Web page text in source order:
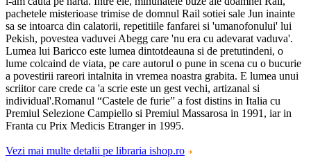
pachetele misterioase trimise de domnul Rail sotiei sale Jun inainte
sa se intoarca din calatorii, repetitiile fanfarei si 'umanofonului' lui
Pekish, povestea vaduvei Abegg care 'nu era cu adevarat vaduva'.
Lumea lui Baricco este lumea dintotdeauna si de pretutindeni, o
lume colcaind de viata, pe care autorul o pune in scena cu o bucurie
a povestirii rareori intalnita in vremea noastra grabita. E lumea unui
scriitor care crede ca 'a scrie este un gest vechi, artizanal si
individual'.Romanul “Castele de furie” a fost distins in Italia cu
Premiul Selezione Campiello si Premiul Massarosa in 1991, iar in
Franta cu Prix Medicis Etranger in 1995.
Vezi mai multe detalii pe libraria ishop.ro